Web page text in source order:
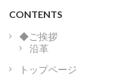
ナ
ビ
ゲ
ー
シ
CONTENTS
◆ご挨拶
沿革
トップページ